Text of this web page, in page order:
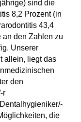
sind die
8,2 Prozent (in
43,4
an den Zahlen zu
Unserer
allein, liegt das
den
r
die